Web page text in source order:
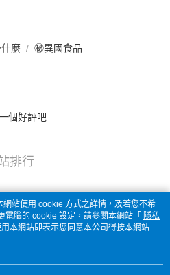
麼 ㊙異國食品
個好評吧
排行
站使用 cookie 方式之詳情，及若您不希
電腦的 cookie 設定，請參閱本網站「 隱私
本網站即表示您同意本公司得按本網站使